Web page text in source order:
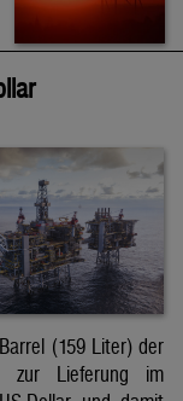
(159 Liter) der
zur Lieferung im